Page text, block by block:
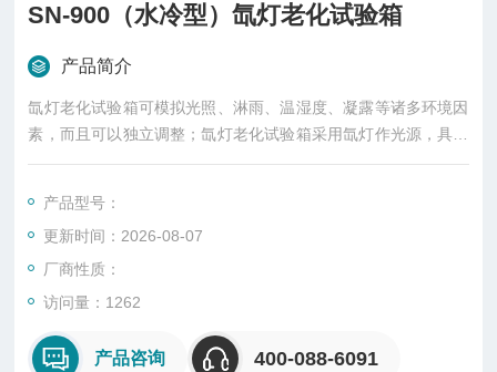
SN-900（水冷型）氙灯老化试验箱
产品简介
氙灯老化试验箱可模拟光照、淋雨、温湿度、凝露等诸多环境因
素，而且可以独立调整；氙灯老化试验箱采用氙灯作光源，具有
与太阳光近似的光谱分布，因此科学上以氙灯光来模拟太阳光作
颜料、粘合剂、织物、化妆品等产品。
产品型号：
更新时间：2026-08-07
厂商性质：
访问量：1262
产品咨询 400-088-6091